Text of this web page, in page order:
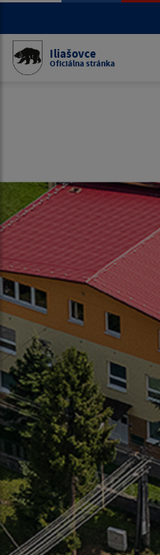
Iliašovce
Oficiálna stránka